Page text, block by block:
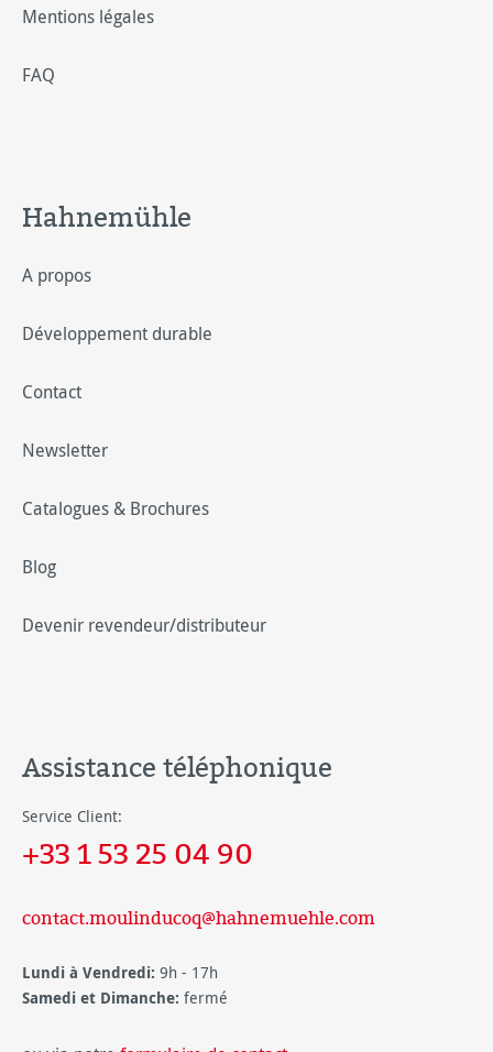
Mentions légales
FAQ
Hahnemühle
A propos
Développement durable
Contact
Newsletter
Catalogues & Brochures
Blog
Devenir revendeur/distributeur
Assistance téléphonique
Service Client:
+33 1 53 25 04 90
contact.moulinducoq@hahnemuehle.com
Lundi à Vendredi: 9h - 17h
Samedi et Dimanche: fermé